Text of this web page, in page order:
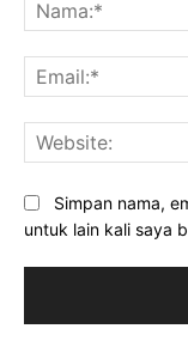
Simpan nama,
untuk lain kali saya